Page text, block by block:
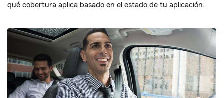
qué cobertura aplica basado en el estado de tu aplicación.